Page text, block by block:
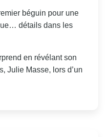
béguin pour une
détails dans les
en révélant son
Julie Masse, lors d’un